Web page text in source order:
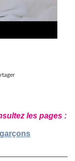
les pages :